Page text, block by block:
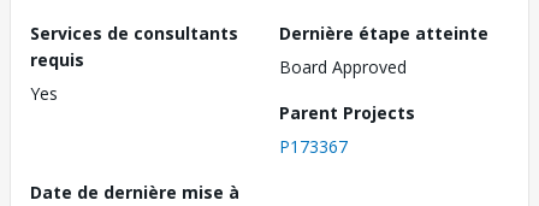
Services de consultants
requis
Yes
Dernière étape atteinte
Board Approved
Parent Projects
P173367
Date de dernière mise à